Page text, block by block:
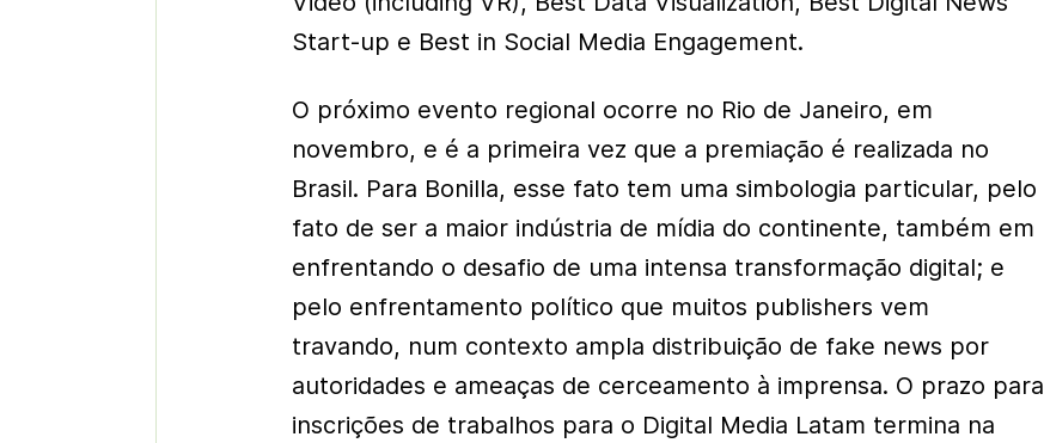
Start-up e Best in Social Media Engagement.
O próximo evento regional ocorre no Rio de Janeiro, em
novembro, e é a primeira vez que a premiação é realizada no
Brasil. Para Bonilla, esse fato tem uma simbologia particular, pelo
fato de ser a maior indústria de mídia do continente, também em
enfrentando o desafio de uma intensa transformação digital; e
pelo enfrentamento político que muitos publishers vem
travando, num contexto ampla distribuição de fake news por
autoridades e ameaças de cerceamento à imprensa. O prazo para
inscrições de trabalhos para o Digital Media Latam termina na